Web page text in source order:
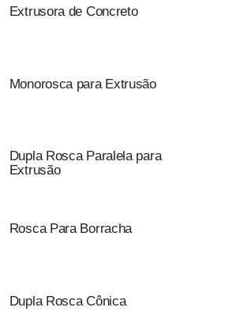
Extrusora de Concreto
Monorosca para Extrusão
Dupla Rosca Paralela para
Extrusão
Rosca Para Borracha
Dupla Rosca Cônica